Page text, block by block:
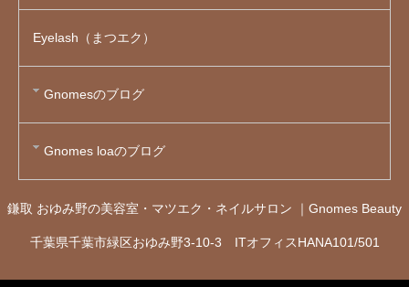
Eyelash（まつエク）
Gnomesのブログ
Gnomes loaのブログ
鎌取 おゆみ野の美容室・マツエク・ネイルサロン ｜Gnomes Beauty
千葉県千葉市緑区おゆみ野3-10-3 ITオフィスHANA101/501